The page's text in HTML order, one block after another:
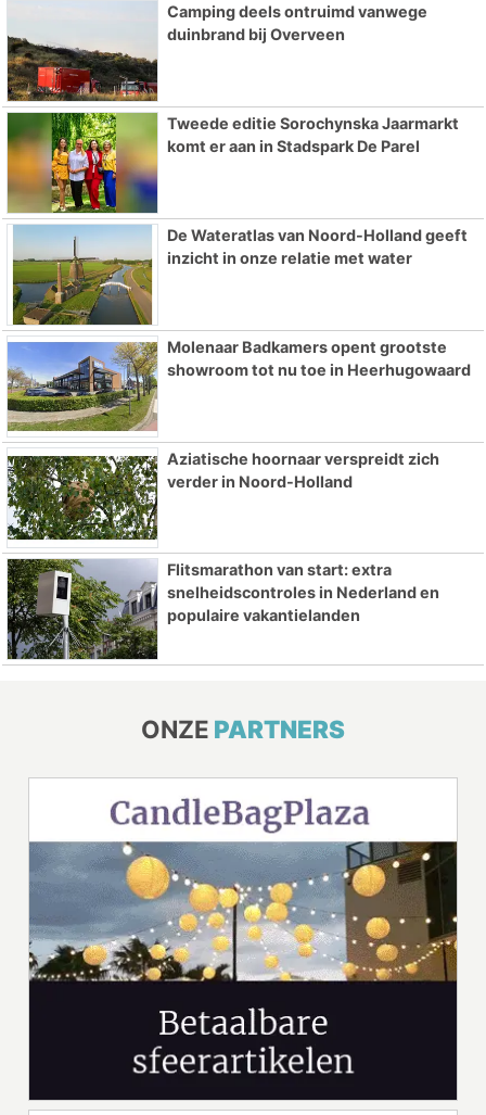
Camping deels ontruimd vanwege
duinbrand bij Overveen
Tweede editie Sorochynska Jaarmarkt
komt er aan in Stadspark De Parel
De Wateratlas van Noord-Holland geeft
inzicht in onze relatie met water
Molenaar Badkamers opent grootste
showroom tot nu toe in Heerhugowaard
Aziatische hoornaar verspreidt zich
verder in Noord-Holland
Flitsmarathon van start: extra
snelheidscontroles in Nederland en
populaire vakantielanden
ONZE PARTNERS